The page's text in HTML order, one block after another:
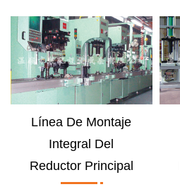
Línea De Montaje
Integral Del
Reductor Principal